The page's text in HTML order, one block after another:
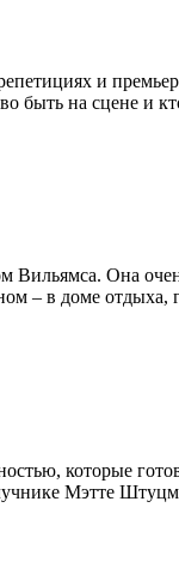
и
быть на сцене и
Она
– в доме
которые
Мэтте